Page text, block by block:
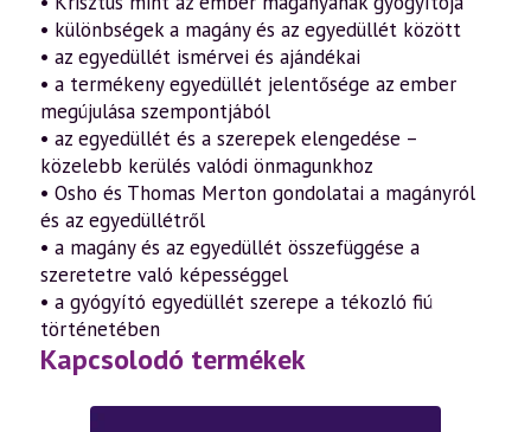
• különbségek a magány és az egyedüllét között
• az egyedüllét ismérvei és ajándékai
• a termékeny egyedüllét jelentősége az ember
megújulása szempontjából
• az egyedüllét és a szerepek elengedése –
közelebb kerülés valódi önmagunkhoz
• Osho és Thomas Merton gondolatai a magányról
és az egyedüllétről
• a magány és az egyedüllét összefüggése a
szeretetre való képességgel
• a gyógyító egyedüllét szerepe a tékozló fiú
történetében
Kapcsolodó termékek